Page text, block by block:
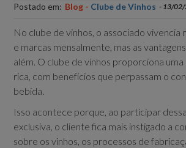
Postado em: Blog - Clube de Vinhos - 13/
No clube de vinhos, o associado vivencia
e marcas mensalmente, mas as
além. O clube de vinhos proporciona
rica, com benefícios que perpassam o
bebida.
Isso acontece porque, ao participar
exclusiva, o cliente fica mais instigado a
sobre os vinhos, os processos de